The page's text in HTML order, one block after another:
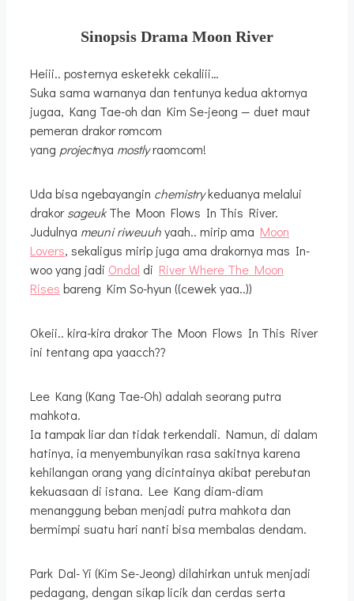
Sinopsis Drama Moon River
Heiii.. posternya esketekk cekaliii…
Suka sama warnanya dan tentunya kedua aktornya
jugaa, Kang Tae-oh dan Kim Se-jeong — duet maut
pemeran drakor romcom
yang projectnya mostlyraomcom!
Uda bisa ngebayangin chemistrykeduanya melalui
drakorsageukThe Moon Flows In This River.
Judulnya meuni riweuuhyaah.. mirip ama Moon
Lovers, sekaligus mirip juga ama drakornya mas In-
woo yang jadi Ondal di River Where The Moon
Rises bareng Kim So-hyun ((cewek yaa..))
Okeii.. kira-kira drakor The Moon Flows In This River
ini tentang apa yaacch??
Lee Kang (Kang Tae-Oh) adalah seorang putra
mahkota.
Ia tampak liar dan tidak terkendali. Namun, di dalam
hatinya, ia menyembunyikan rasa sakitnya karena
kehilangan orang yang dicintainya akibat perebutan
kekuasaan di istana. Lee Kang diam-diam
menanggung beban menjadi putra mahkota dan
bermimpi suatu hari nanti bisa membalas dendam.
Park Dal-Yi (Kim Se-Jeong) dilahirkan untuk menjadi
pedagang, dengan sikap licik dan cerdas serta